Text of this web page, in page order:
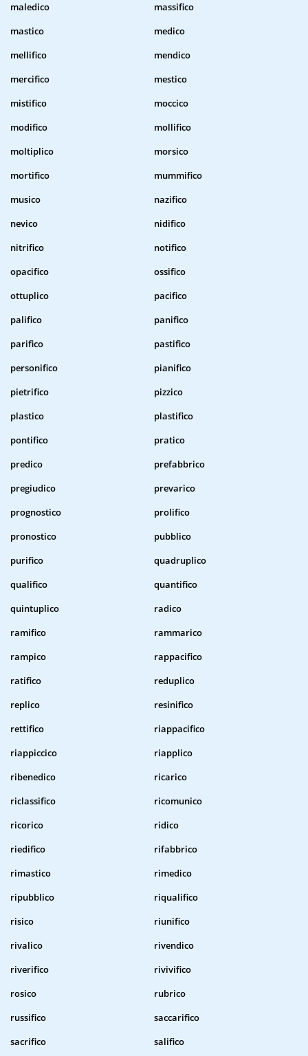
maledico
massifico
mastico
medico
mellifico
mendico
mercifico
mestico
mistifico
moccico
modifico
mollifico
moltiplico
morsico
mortifico
mummifico
musico
nazifico
nevico
nidifico
nitrifico
notifico
opacifico
ossifico
ottuplico
pacifico
palifico
panifico
parifico
pastifico
personifico
pianifico
pietrifico
pizzico
plastico
plastifico
pontifico
pratico
predico
prefabbrico
pregiudico
prevarico
prognostico
prolifico
pronostico
pubblico
purifico
quadruplico
qualifico
quantifico
quintuplico
radico
ramifico
rammarico
rampico
rappacifico
ratifico
reduplico
replico
resinifico
rettifico
riappacifico
riappiccico
riapplico
ribenedico
ricarico
riclassifico
ricomunico
ricorico
ridico
riedifico
rifabbrico
rimastico
rimedico
ripubblico
riqualifico
risico
riunifico
rivalico
rivendico
riverifico
rivivifico
rosico
rubrico
russifico
saccarifico
sacrifico
salifico